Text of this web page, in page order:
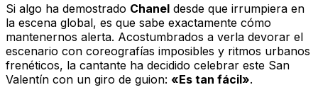
Si algo ha demostrado Chanel desde que irrumpiera en
la escena global, es que sabe exactamente cómo
mantenernos alerta. Acostumbrados a verla devorar el
escenario con coreografías imposibles y ritmos urbanos
frenéticos, la cantante ha decidido celebrar este San
Valentín con un giro de guion: «Es tan fácil».